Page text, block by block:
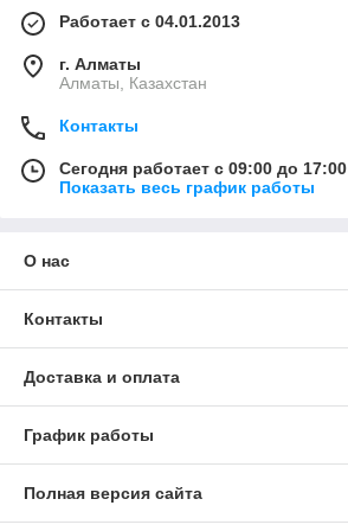
Работает с 04.01.2013
г. Алматы
Алматы, Казахстан
Контакты
Сегодня работает с 09:00 до 17:00
Показать весь график работы
О нас
Контакты
Доставка и оплата
График работы
Полная версия сайта